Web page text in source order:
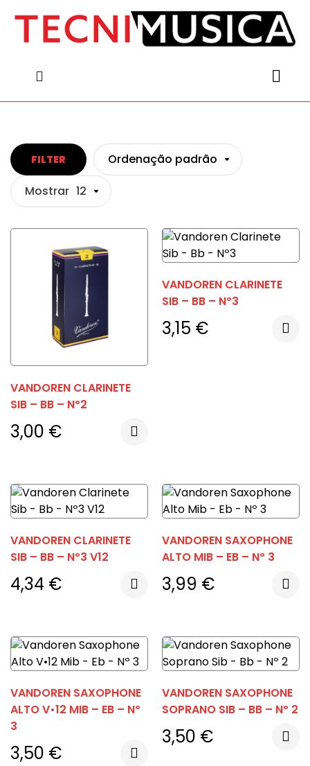
FILTER
Ordenação padrão
Mostrar 12
VANDOREN CLARINETE
SIB – BB – Nº2
3,00 €
VANDOREN CLARINETE
SIB – BB – Nº3
3,15 €
VANDOREN CLARINETE
SIB – BB – Nº3 V12
4,34 €
VANDOREN SAXOPHONE
ALTO MIB – EB – Nº 3
3,99 €
VANDOREN SAXOPHONE
ALTO V•12 MIB – EB – Nº
3
3,50 €
VANDOREN SAXOPHONE
SOPRANO SIB – BB – Nº 2
3,50 €